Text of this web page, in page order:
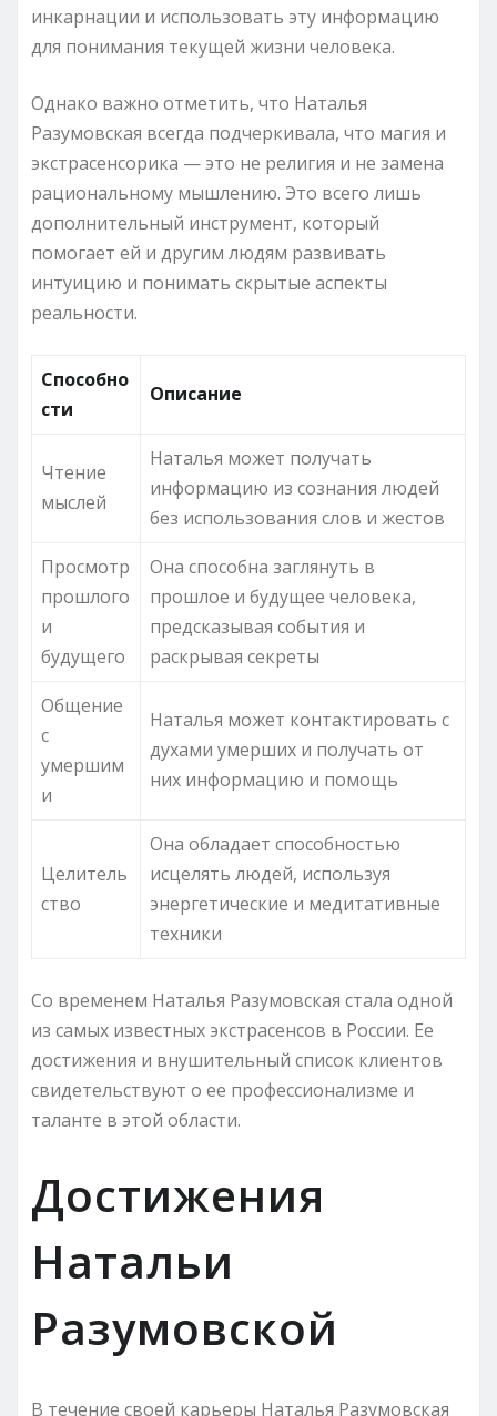
инкарнации и использовать эту информацию
для понимания текущей жизни человека.
Однако важно отметить, что Наталья
Разумовская всегда подчеркивала, что магия и
экстрасенсорика — это не религия и не замена
рациональному мышлению. Это всего лишь
дополнительный инструмент, который
помогает ей и другим людям развивать
интуицию и понимать скрытые аспекты
реальности.
Способно
сти
Описание
Чтение
мыслей
Наталья может получать
информацию из сознания людей
без использования слов и жестов
Просмотр
прошлого
и
будущего
Она способна заглянуть в
прошлое и будущее человека,
предсказывая события и
раскрывая секреты
Общение
с
умершим
и
Наталья может контактировать с
духами умерших и получать от
них информацию и помощь
Целитель
ство
Она обладает способностью
исцелять людей, используя
энергетические и медитативные
техники
Со временем Наталья Разумовская стала одной
из самых известных экстрасенсов в России. Ее
достижения и внушительный список клиентов
свидетельствуют о ее профессионализме и
таланте в этой области.
Достижения
Натальи
Разумовской
В течение своей карьеры Наталья Разумовская